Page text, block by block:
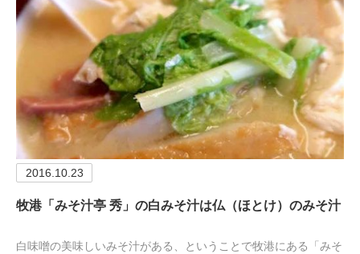
2016.10.23
牧港「みそ汁亭 秀」の白みそ汁は仏（ほとけ）のみそ汁
白味噌の美味しいみそ汁がある、ということで牧港にある「みそ